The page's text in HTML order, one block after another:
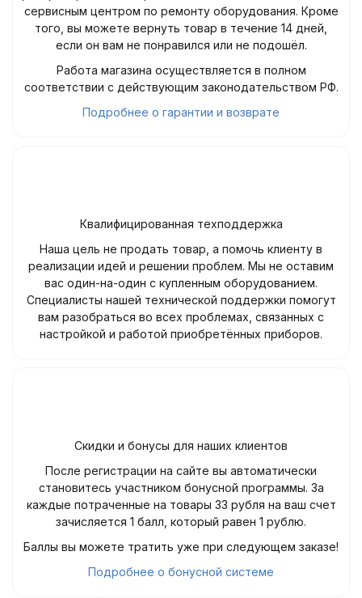
сервисным центром по ремонту оборудования. Кроме
того, вы можете вернуть товар в течение 14 дней,
если он вам не понравился или не подошёл.
Работа магазина осуществляется в полном
соответствии с действующим законодательством РФ.
Подробнее о гарантии и возврате
Квалифицированная техподдержка
Наша цель не продать товар, а помочь клиенту в
реализации идей и решении проблем. Мы не оставим
вас один-на-один с купленным оборудованием.
Специалисты нашей технической поддержки помогут
вам разобраться во всех проблемах, связанных с
настройкой и работой приобретённых приборов.
Скидки и бонусы для наших клиентов
После регистрации на сайте вы автоматически
становитесь участником бонусной программы. За
каждые потраченные на товары 33 рубля на ваш счет
зачисляется 1 балл, который равен 1 рублю.
Баллы вы можете тратить уже при следующем заказе!
Подробнее о бонусной системе